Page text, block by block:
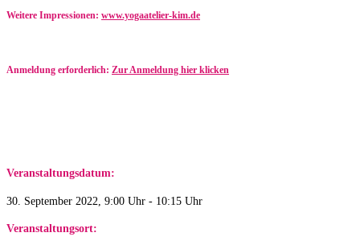
Weitere Impressionen: www.yogaatelier-kim.de​
Anmeldung erforderlich: Zur Anmeldung hier klicken
Veranstaltungsdatum:
30. September 2022, 9:00 Uhr - 10:15 Uhr
Veranstaltungsort: